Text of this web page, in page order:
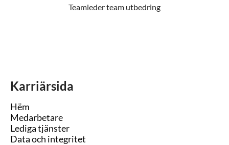
Teamleder team utbedring
Karriärsida
Hëm
Medarbetare
Lediga tjänster
Data och integritet